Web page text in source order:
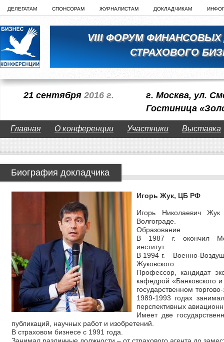
ДЕЛЕГАТАМ СПОНСОРАМ ЖУРНАЛИСТАМ ДОКЛАДЧИКАМ
VIII ФОРУМ ФИНАНСОВЫХ
СТРАХОВОГО
21 сентября 2016 г.
г. Москва, ул.
Гостиница
Главная О конференции Участники Выставка
Биография докладчика
Игорь Жук, ЦБ РФ
Игорь Николаевич
Волгограде.
Образование
В 1987 г. окончил
институт.
В 1994 г. – Военно-
Жуковского.
Профессор, кандидат
кафедрой «Банковского
государственном
1989-1993 годах
перспективных
Имеет две
публикаций, научных работ и изобретений.
В страховом бизнесе с 1991 года.